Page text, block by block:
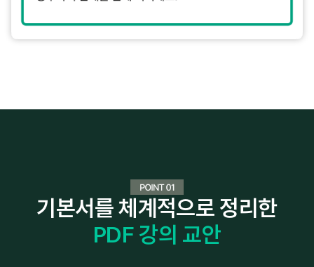
기본서를 체계적으로 정리한
PDF 강의 교안